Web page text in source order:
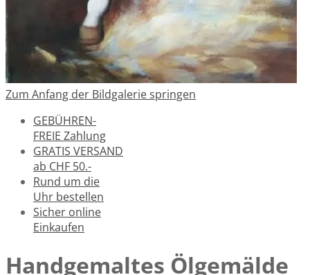
Zum Anfang der Bildgalerie springen
GEBÜHREN-
FREIE Zahlung
GRATIS VERSAND
ab CHF 50.-
Rund um die
Uhr bestellen
Sicher online
Einkaufen
Handgemaltes Ölgemälde